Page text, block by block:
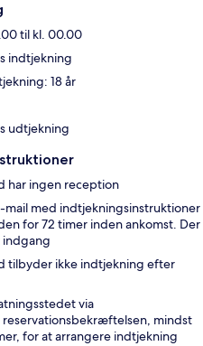
til kl. 00.00
indtjekning
18 år
udtjekning
har ingen reception
med indtjekningsinstruktioner
for 72 timer inden ankomst. Der
indgang
tilbyder ikke indtjekning efter
via
mindst
for at arrangere indtjekning